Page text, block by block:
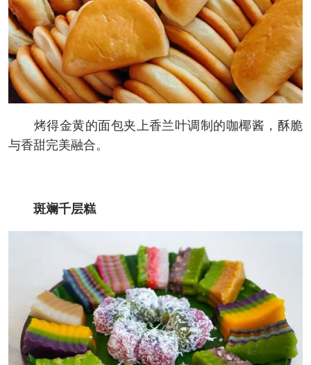
烤得金黄的面包夹上香兰叶调制的咖椰酱，酥脆
与香甜完美融合。
斑斓千层糕